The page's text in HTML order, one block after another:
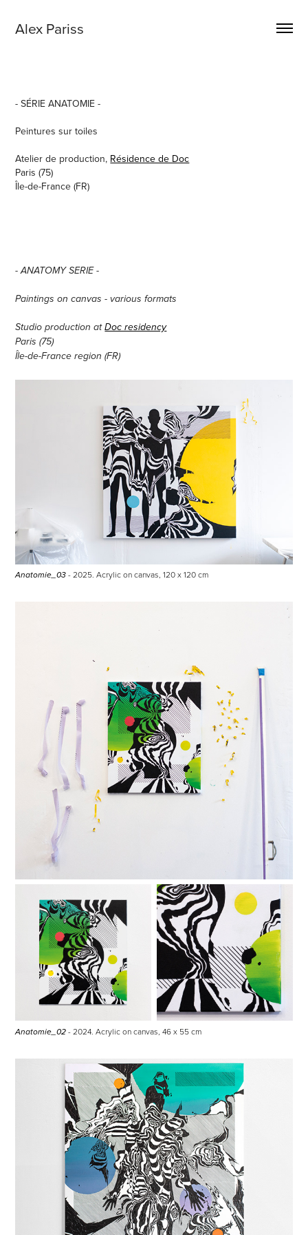
Alex Pariss
- SÉRIE ANATOMIE -
Peintures sur toiles
Atelier de production, Résidence de Doc
Paris (75)
Île-de-France (FR)
- ANATOMY SERIE -
Paintings on canvas - various formats
Studio production atDoc residency
Paris (75)
Île-de-France region (FR)
Anatomie_03- 2025. Acrylic on canvas, 120x 120 cm
Anatomie_02- 2024. Acrylic on canvas,46x 55 cm